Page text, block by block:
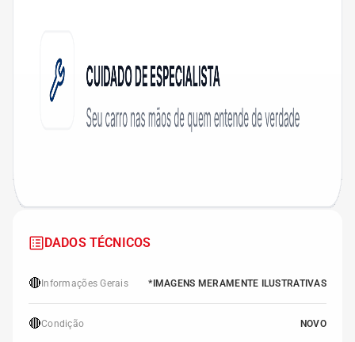
DADOS TÉCNICOS
🔴 Informações Gerais *IMAGENS MERAMENTE ILUSTRATIVAS
🔴Condição NOVO